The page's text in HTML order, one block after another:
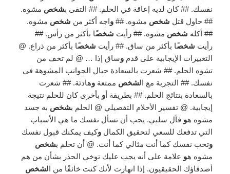
نفسك. ## كان لديه إعاقة في الحلم. ## التقى بشخص مشوه.
## حاول قتل شخص مشوه. ##واجه أكثر من شخص مشوه.
## أكله شخص مشوه. ## رأيت شخصًا بأكثر من رأس. ##
رأيت شخصًا بأكثر من ساق. ## رأيت شخصًا بأكثر من ذراع. @
التغييرات الإيجابية على قدموساق إذا … @ لم تخف من
تشوه الحلم. ## شعرت بالسعادة حيال الجوانب المشوهة في
نفسك. ## التجربة مع الشخص ممتعةوهادئة. ## شعرت
بالسعادة بنتائج الحلم. ## بطريقة أو بأخرى كان للحلم نتيجة
إيجابية. @ تفسير الأحلام التفصيلي @ الحلم بشخص به جسد
مشوه هو فأل سلبي. يجب أن تسأل نفسك ما هي الأسباب
التي تدفعك للسعي لتحقيق الكمالوكيف يمكنك قبول نفسك
وتحب نفسك كما أنت مثالي كما أنت. @ أن تحلم بشخص
مشوه هو علامة على أنه يجب عليك توخي الحذر بشأن من هم
أصدقاؤك الحقيقيون. إذا انهارت لأنك كنت خائفًا من الشخص